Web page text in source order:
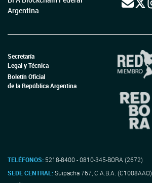
Argentina
Secretaría
Legal y Técnica
Boletín Oficial
de la República Argentina
TELÉFONOS: 5218-8400 - 0810-345-BORA (2672)
SEDE CENTRAL:Suipacha 767, C.A.B.A. (C1008AAO)